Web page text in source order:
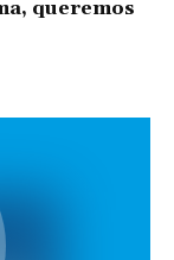
queremos